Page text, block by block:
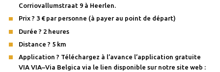
Corriovallumstraat 9 à Heerlen.
Prix ? 3 € par personne (à payer au point de départ)
Durée ? 2 heures
Distance ? 5 km
Application ? Téléchargez à l’avance l’application gratuite
VIA VIA–Via Belgica via le lien disponible sur notre site web :